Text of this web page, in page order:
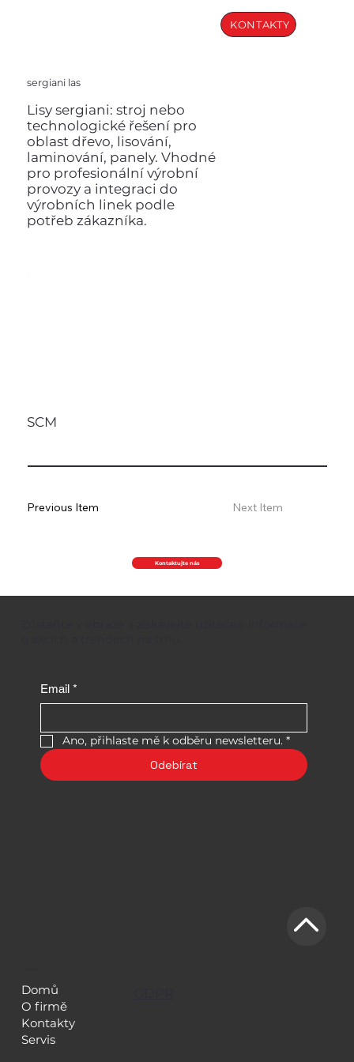
KONTAKTY
sergiani las
Lisy sergiani: stroj nebo
technologické řešení pro
oblast dřevo, lisování,
laminování, panely. Vhodné
pro profesionální výrobní
provozy a integraci do
výrobních linek podle
potřeb zákazníka.
SCM
Kontaktujte nás
Previous Item Next Item
Email *
Ano, přihlaste mě k odběru newsletteru. *
Odebírat
Domů
O firmě
Kontakty
Servis